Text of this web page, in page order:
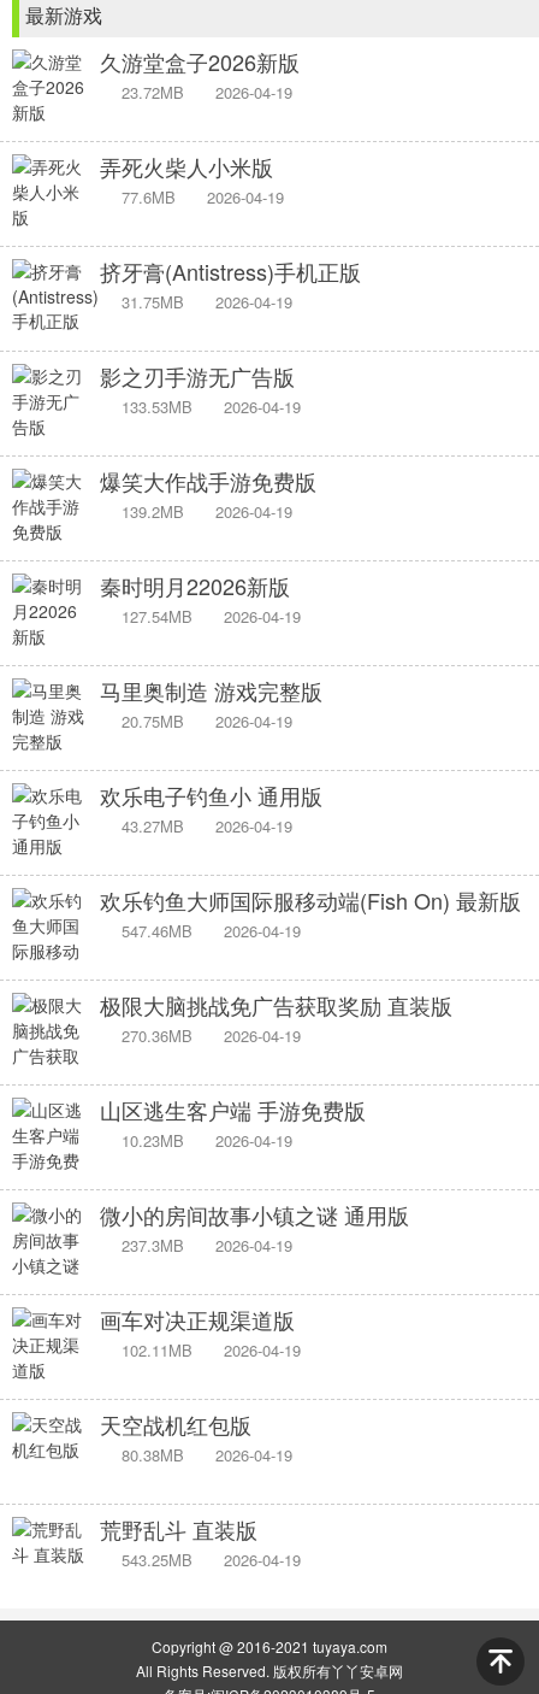
最新游戏
久游堂盒子2026新版
23.72MB 2026-04-19
弄死火柴人小米版
77.6MB 2026-04-19
挤牙膏(Antistress)手机正版
31.75MB 2026-04-19
影之刃手游无广告版
133.53MB 2026-04-19
爆笑大作战手游免费版
139.2MB 2026-04-19
秦时明月22026新版
127.54MB 2026-04-19
马里奥制造 游戏完整版
20.75MB 2026-04-19
欢乐电子钓鱼小 通用版
43.27MB 2026-04-19
欢乐钓鱼大师国际服移动端(Fish On) 最新版
547.46MB 2026-04-19
极限大脑挑战免广告获取奖励 直装版
270.36MB 2026-04-19
山区逃生客户端 手游免费版
10.23MB 2026-04-19
微小的房间故事小镇之谜 通用版
237.3MB 2026-04-19
画车对决正规渠道版
102.11MB 2026-04-19
天空战机红包版
80.38MB 2026-04-19
荒野乱斗 直装版
543.25MB 2026-04-19
Copyright @ 2016-2021 tuyaya.com
All Rights Reserved. 版权所有丫丫安卓网